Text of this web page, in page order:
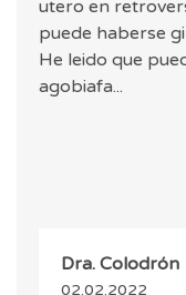
utero en
puede haberse
He leido que
agobiafa...
Dra. Colodrón
02.02.2022